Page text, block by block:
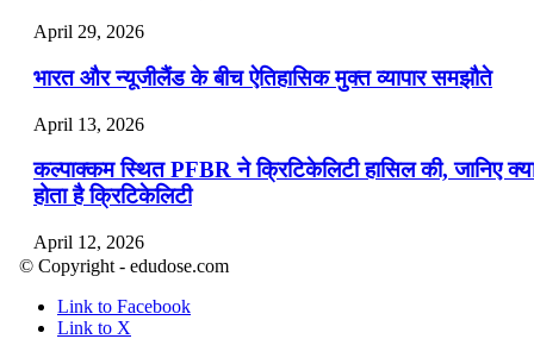
April 29, 2026
भारत और न्यूजीलैंड के बीच ऐतिहासिक मुक्त व्यापार समझौते
April 13, 2026
कल्पाक्कम स्थित PFBR ने क्रिटिकेलिटी हासिल की, जानिए
होता है क्रिटिकेलिटी
April 12, 2026
April 9, 2026
© Copyright - edudose.com
Link to Facebook
Link to X